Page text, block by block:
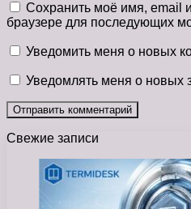
Сохранить моё имя, email
браузере для последующих
Уведомить меня о новых
Уведомлять меня о новых
Свежие записи